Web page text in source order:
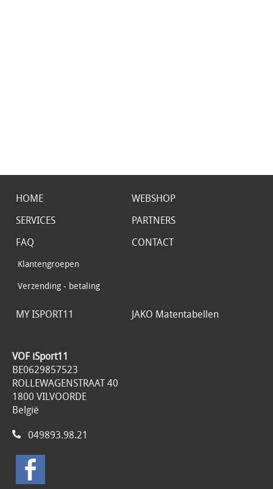
HOME
WEBSHOP
SERVICES
PARTNERS
FAQ
Klantengroepen
Verzending - betaling
CONTACT
MY ISPORT11 JAKO Matentabellen
VOF iSport11
BE0629857523
ROLLEWAGENSTRAAT 40
1800 VILVOORDE
België
049893.98.21